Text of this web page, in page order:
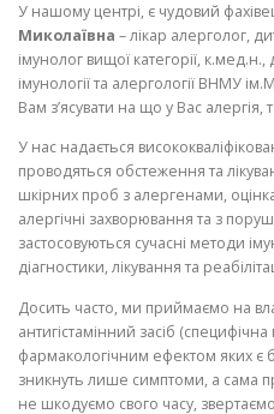
У нашому центрі, є чудовий
Миколаївна – лікар алерголог,
імунолог вищої категорії, к.мед.н.,
імунології та алергології ВНМУ
Вам з’ясувати на що у Вас
У нас надається
проводяться обстеження та
шкірних проб з алергенами,
алергічні захворювання та з
застосовуються сучасні методи
діагностики, лікування та
Досить часто, ми приймаємо на
антигістамінний засіб (специфічна
фармакологічним ефектом яких є
зникнуть лише симптоми, а сама
не шкодуємо свого часу, звертаємо